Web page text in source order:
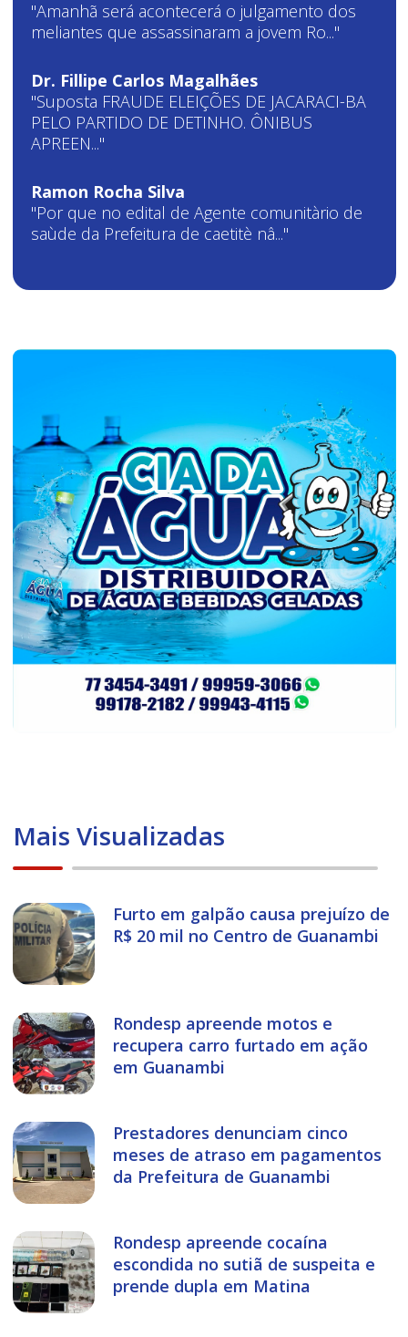
"Amanhã será acontecerá o julgamento dos
meliantes que assassinaram a jovem Ro..."
Dr. Fillipe Carlos Magalhães
"Suposta FRAUDE ELEIÇÕES DE JACARACI-BA
PELO PARTIDO DE DETINHO. ÔNIBUS
APREEN..."
Ramon Rocha Silva
"Por que no edital de Agente comunitàrio de
saùde da Prefeitura de caetitè nâ..."
Mais Visualizadas
Furto em galpão causa prejuízo de
R$ 20 mil no Centro de Guanambi
Rondesp apreende motos e
recupera carro furtado em ação
em Guanambi
Prestadores denunciam cinco
meses de atraso em pagamentos
da Prefeitura de Guanambi
Rondesp apreende cocaína
escondida no sutiã de suspeita e
prende dupla em Matina